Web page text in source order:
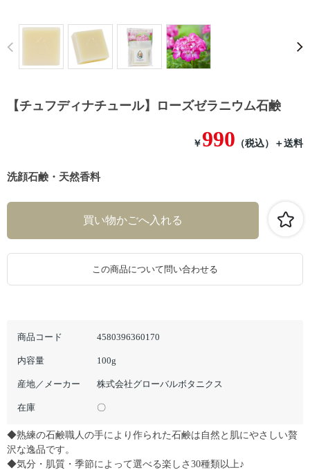
Prev
【チュフディナチュール】ローズゼラニウム石鹸
洗顔石鹸・天然香料
￥990 （税込） ＋送料
商品コード 4580396360170
内容量 100g
産地／メーカー 株式会社グローバルボタニクス
在庫 〇
この商品について問い合わせる
◆熟練の石鹸職人の手により作られた石鹸は自然と肌にやさしい贅
沢な逸品です。
◆気分・肌質・季節によって選べる楽しさ30種類以上♪